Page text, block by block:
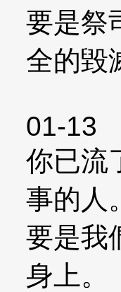
要是祭
全的毀
01-13
你已流
事的人。
要是我
身上。